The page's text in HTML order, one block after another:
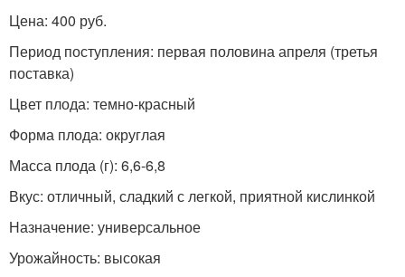
Цена: 400 руб.
Период поступления: первая половина апреля (третья
поставка)
Цвет плода: темно-красный
Форма плода: округлая
Масса плода (г): 6,6-6,8
Вкус: отличный, сладкий с легкой, приятной кислинкой
Назначение: универсальное
Урожайность: высокая